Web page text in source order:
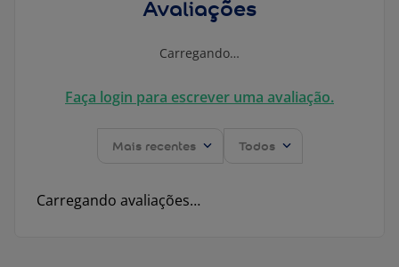
Avaliações
Carregando…
Faça login para escrever uma avaliação.
Mais recentes Todos
Carregando avaliações…